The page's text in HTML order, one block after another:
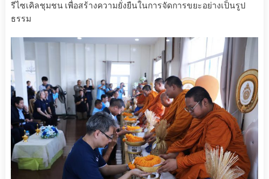
รีไซเคิลชุมชน เพื่อสร้างความยั่งยืนในการจัดการขยะอย่างเป็นรูป
ธรรม